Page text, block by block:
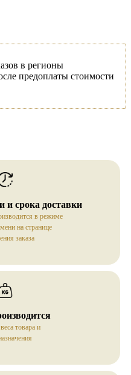
в регионы
предоплаты стоимости
и срока доставки
в режиме
на странице
заказа
товара и